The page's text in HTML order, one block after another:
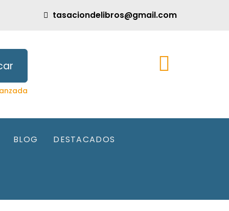
tasaciondelibros@gmail.com
BLOG DESTACADOS